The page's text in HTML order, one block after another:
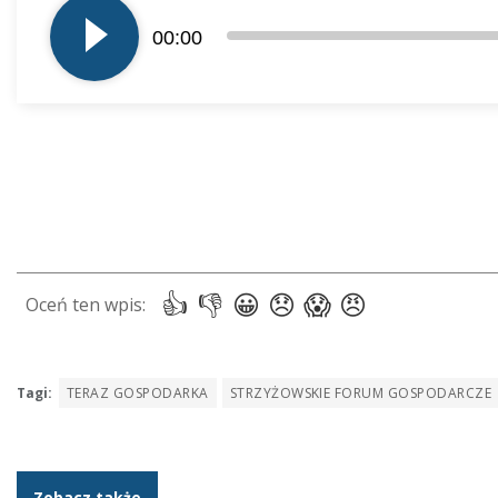
plików
dźwiękowych
00:00
Tagi: TERAZ GOSPODARKA STRZYŻOWSKIE FORUM GOSPODARCZE